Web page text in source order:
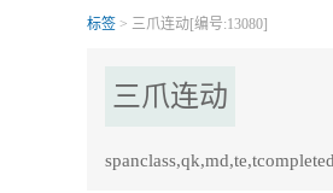
标签 > 三爪连动[编号:13080]
三爪连动